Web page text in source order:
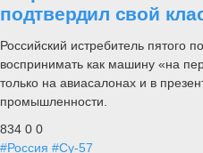
подтвердил свой
Российский истребитель пятого
воспринимать как машину «на
только на авиасалонах и в
промышленности.
834 0 0
#Россия #Су-57